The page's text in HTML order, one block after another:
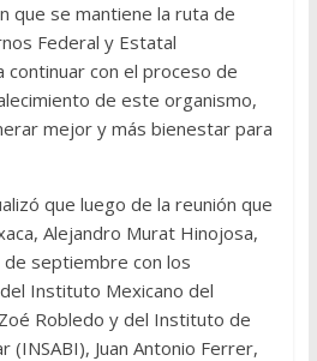
que se mantiene la ruta de
Federal y Estatal
con el proceso de
de este organismo,
mejor y más bienestar para
que luego de la reunión que
Alejandro Murat Hinojosa,
septiembre con los
Instituto Mexicano del
Robledo y del Instituto de
(INSABI), Juan Antonio Ferrer,